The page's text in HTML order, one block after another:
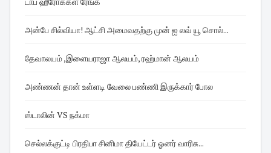
அன்பே சில்வியா! ஆட்சி அமைவதற்கு முன் ஐ லவ் யூ சொல்...
தேவாலயம் ,இளையராஜா ஆலயம், ரஹ்மான் ஆலயம்
அண்ணன் தான் உள்ளடி வேலை பண்ணி இருக்கார் போல
ஸ்டாலின் VS நக்மா
செல்லக்குட்டி பிரதிபா சினிமா தியேட்டர் ஓனர் வாரிசு...